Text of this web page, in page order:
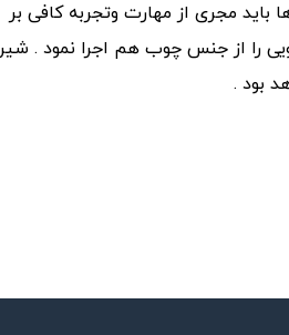
مجری از مهارت وتجربه کافی بر
را از جنس چوب هم اجرا نمود . شیر
بود .